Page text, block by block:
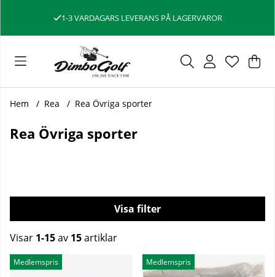
1-3 VARDAGARS LEVERANS PÅ LAGERVAROR
.
Hem Rea Rea Övriga sporter
Rea Övriga sporter
Filtrera
Visar 1-15av 15artiklar
Produkter
Medlemspris Medlemspris